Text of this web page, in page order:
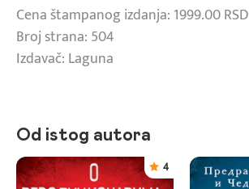
Cena štampanog izdanja: 1999.00 RSD
Broj strana: 504
Izdavač: Laguna
Od istog autora
4